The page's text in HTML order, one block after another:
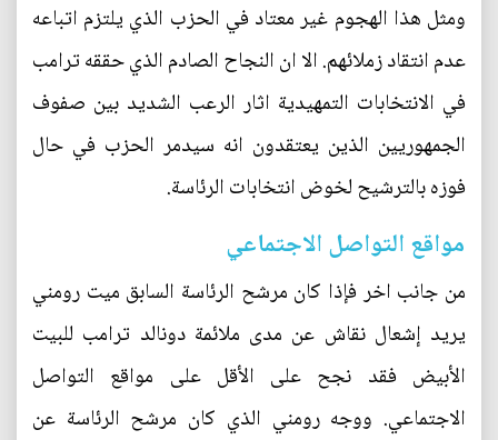
ومثل هذا الهجوم غير معتاد في الحزب الذي يلتزم اتباعه
عدم انتقاد زملائهم. الا ان النجاح الصادم الذي حققه ترامب
في الانتخابات التمهيدية اثار الرعب الشديد بين صفوف
الجمهوريين الذين يعتقدون انه سيدمر الحزب في حال
فوزه بالترشيح لخوض انتخابات الرئاسة.
مواقع التواصل الاجتماعي
من جانب اخر فإذا كان مرشح الرئاسة السابق ميت رومني
يريد إشعال نقاش عن مدى ملائمة دونالد ترامب للبيت
الأبيض فقد نجح على الأقل على مواقع التواصل
الاجتماعي. ووجه رومني الذي كان مرشح الرئاسة عن